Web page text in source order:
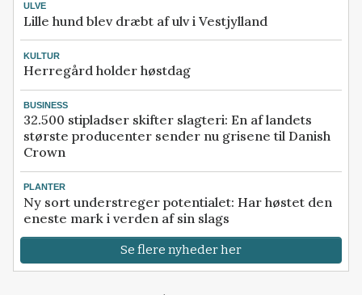
ULVE
Lille hund blev dræbt af ulv i Vestjylland
KULTUR
Herregård holder høstdag
BUSINESS
32.500 stipladser skifter slagteri: En af landets
største producenter sender nu grisene til Danish
Crown
PLANTER
Ny sort understreger potentialet: Har høstet den
eneste mark i verden af sin slags
Se flere nyheder her